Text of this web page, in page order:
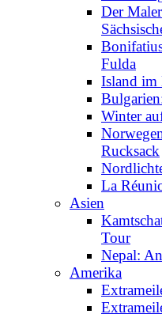
Der
Fulda
Island im
Winter
Rucksack
La
Asien
Tour
Nepal:
Amerika